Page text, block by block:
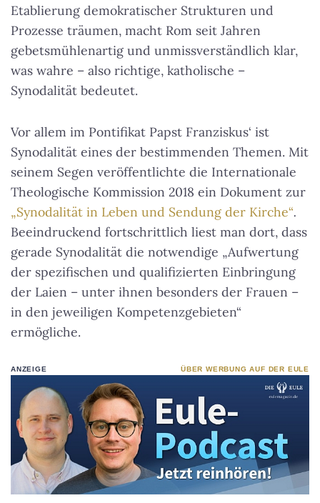
Etablierung demokratischer Strukturen und
Prozesse träumen, macht Rom seit Jahren
gebetsmühlenartig und unmissverständlich klar,
was wahre – also richtige, katholische –
Synodalität bedeutet.
Vor allem im Pontifikat Papst Franziskus‘ ist
Synodalität eines der bestimmenden Themen. Mit
seinem Segen veröffentlichte die Internationale
Theologische Kommission 2018 ein Dokument zur
„Synodalität in Leben und Sendung der Kirche“.
Beeindruckend fortschrittlich liest man dort, dass
gerade Synodalität die notwendige „Aufwertung
der spezifischen und qualifizierten Einbringung
der Laien – unter ihnen besonders der Frauen –
in den jeweiligen Kompetenzgebieten“
ermögliche.
ANZEIGE ÜBER WERBUNG AUF DER EULE